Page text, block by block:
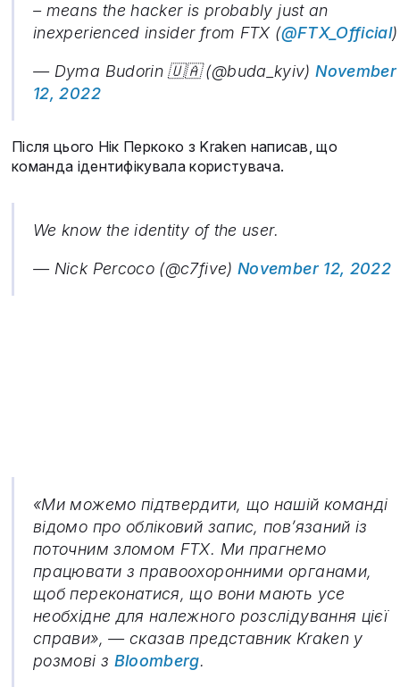
– means the hacker is probably just an
inexperienced insider from FTX (@FTX_Official)
— Dyma Budorin 🇺🇦 (@buda_kyiv)November
12, 2022
Після цього Нік Перкоко з Kraken написав, що
команда ідентифікувала користувача.
We know the identity of the user.
— Nick Percoco (@c7five) November 12, 2022
«Ми можемо підтвердити, що нашій команді
відомо про обліковий запис, пов’язаний із
поточним зломом FTX. Ми прагнемо
працювати з правоохоронними органами,
щоб переконатися, що вони мають усе
необхідне для належного розслідування цієї
справи», — сказав представник Kraken у
розмові з Bloomberg.